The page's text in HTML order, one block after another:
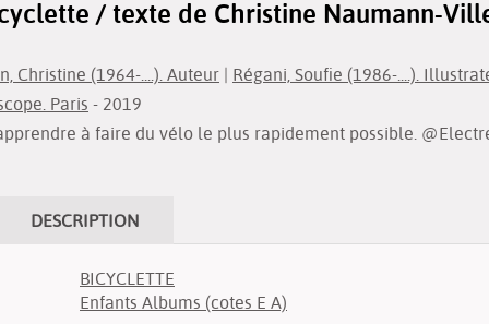
/ texte de Christine Naumann-
Christine (1964-....). Auteur | Régani, Soufie (1986-....).
Paris - 2019
à faire du vélo le plus rapidement possible.
DESCRIPTION
BICYCLETTE
Enfants Albums (cotes E A)